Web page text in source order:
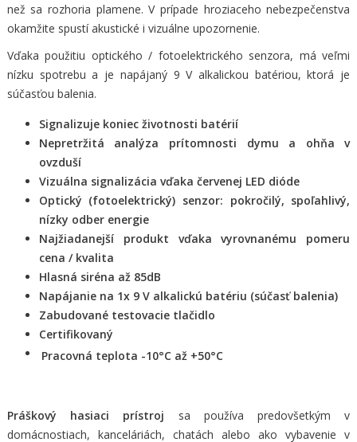
než sa rozhoria plamene. V prípade hroziaceho nebezpečenstva
okamžite spustí akustické i vizuálne upozornenie.
Vďaka použitiu optického / fotoelektrického senzora, má veľmi
nízku spotrebu a je napájaný 9 V alkalickou batériou, ktorá je
súčasťou balenia.
Signalizuje koniec životnosti batérií
Nepretržitá analýza prítomnosti dymu a ohňa v
ovzduší
Vizuálna signalizácia vďaka červenej LED dióde
Optický (fotoelektrický) senzor: pokročilý, spoľahlivý,
nízky odber energie
Najžiadanejší produkt vďaka vyrovnanému pomeru
cena / kvalita
Hlasná siréna až 85dB
Napájanie na 1x 9 V alkalickú batériu (súčasť balenia)
Zabudované testovacie tlačidlo
Certifikovaný
Pracovná teplota -10°C až +50°C
Práškový hasiaci prístroj sa používa predovšetkým v
domácnostiach, kanceláriách, chatách alebo ako vybavenie v